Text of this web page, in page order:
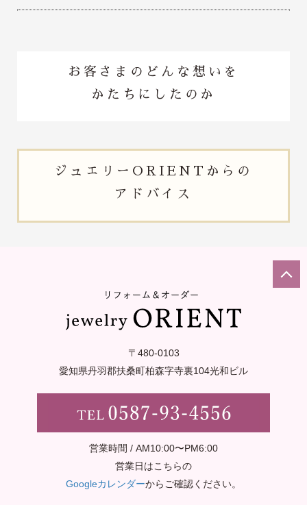
お客さまのどんな想いを
かたちにしたのか
ジュエリー ORIENTからの
アドバイス
〒480-0103
愛知県丹羽郡扶桑町柏森字寺裏104光和ビル
営業時間 / AM10:00〜PM6:00
営業日はこちらの
Googleカレンダーからご確認ください。